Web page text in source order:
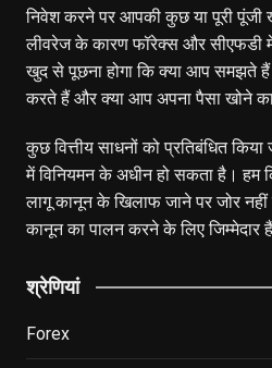
निवेश करने पर आपकी कुछ या पूरी पूंजी
लीवरेज के कारण फॉरेक्स और सीएफडी
खुद से पूछना होगा कि क्या आप समझते हैं
करते हैं और क्या आप अपना पैसा खोने
कुछ वित्तीय साधनों को प्रतिबंधित
में विनियमन के अधीन हो सकता है।
लागू कानून के खिलाफ जाने पर जोर
कानून का पालन करने के लिए जिम्मेदार
श्रेणियां
Forex